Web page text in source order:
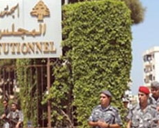
منوعات
كأس العالم
البرامج